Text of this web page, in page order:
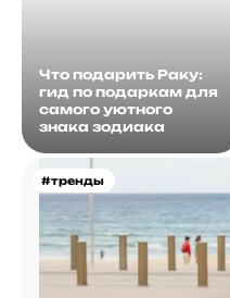
Что подарить Раку:
гид по подаркам для
самого уютного
знака зодиака
#тренды